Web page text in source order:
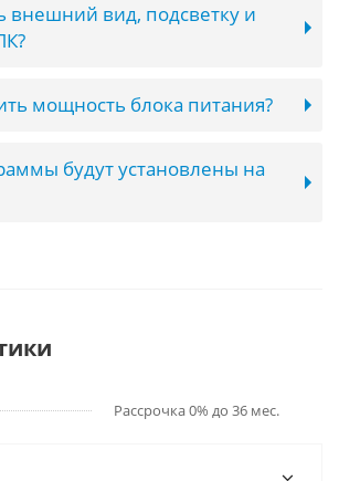
внешний вид, подсветку и
мощность блока питания?
будут установлены на
Рассрочка 0% до 36 мес.